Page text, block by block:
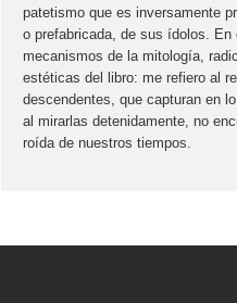
patetismo que es inversamente
o prefabricada, de sus ídolos.
mecanismos de la mitología,
estéticas del libro: me refiero al
descendentes, que capturan en
al mirarlas detenidamente, no
roída de nuestros tiempos.